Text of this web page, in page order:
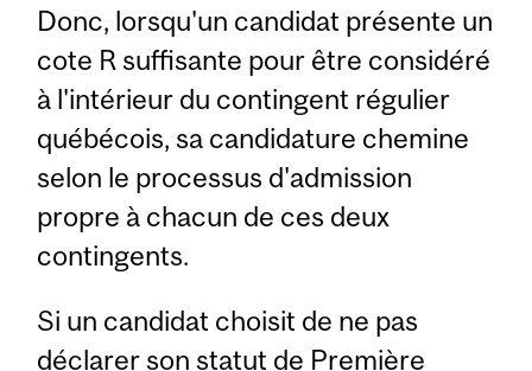
Donc, lorsqu'un candidat présente un
cote R suffisante pour être considéré
à l'intérieur du contingent régulier
québécois, sa candidature chemine
selon le processus d'admission
propre à chacun de ces deux
contingents.
Si un candidat choisit de ne pas
déclarer son statut de Première